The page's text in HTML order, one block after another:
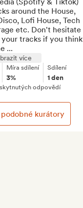
around the House,
Lofi House, Tech
etc. Don't hesitate
tracks if you think
...
více
Míra sdílení
3%
Sdílení
1 den
odpovědí
kurátory